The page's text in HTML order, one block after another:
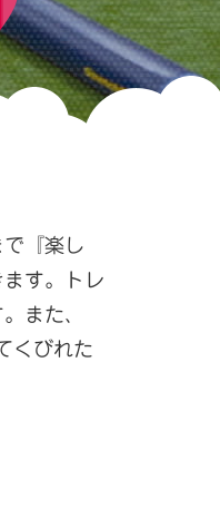
『楽し
す。トレ
また、
くびれた